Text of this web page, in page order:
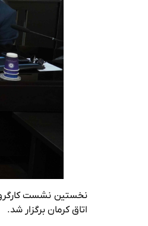
نخستین نشست
اتاق کرمان برگزار شد.